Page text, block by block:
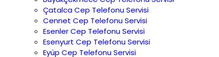
Çatalca Cep Telefonu Servisi
Cennet Cep Telefonu Servisi
Esenler Cep Telefonu Servisi
Esenyurt Cep Telefonu Servisi
Eyüp Cep Telefonu Servisi